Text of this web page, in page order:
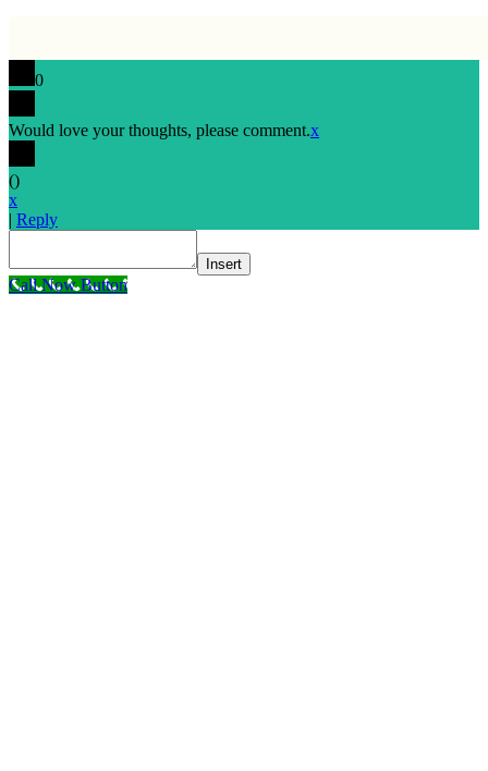
0
Would love your thoughts, please comment.x
()
x
| Reply
Insert
Call Now Button